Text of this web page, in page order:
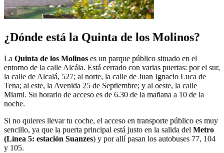
¿Dónde está la Quinta de los Molinos?
La Quinta de los Molinos es un parque público situado en el
entorno de la calle Alcála. Está cerrado con varias puertas: por el sur,
la calle de Alcalá, 527; al norte, la calle de Juan Ignacio Luca de
Tena; al este, la Avenida 25 de Septiembre; y al oeste, la calle
Miami. Su horario de acceso es de 6.30 de la mañana a 10 de la
noche.
Si no quieres llevar tu coche, el acceso en transporte público es muy
sencillo, ya que la puerta principal está justo en la salida del Metro
(Línea 5: estación Suanzes) y por allí pasan los autobuses 77, 104
y 105.